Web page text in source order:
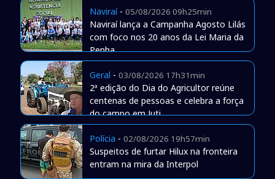
Naviraí- 05/08/2026 09h25min
Naviraí lança a Campanha Agosto Lilás
com foco nos 20 anos da Lei Maria da
Penha
Geral - 03/08/2026 17h31min
2ª edição do Dia do Agricultor reúne
centenas de pessoas e celebra a força
do campo em Juti
Polícia - 02/08/2026 19h57min
Suspeitos de furtar Hilux na fronteira
entram na mira da Interpol